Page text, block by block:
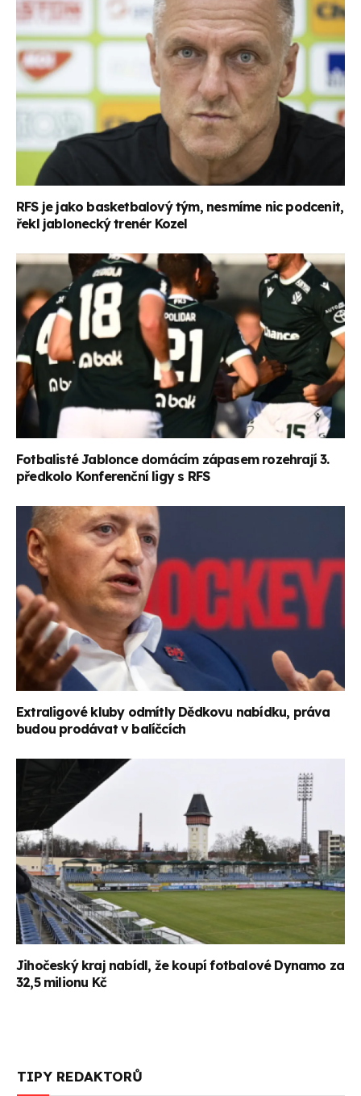
RFS je jako basketbalový tým, nesmíme nic podcenit,
řekl jablonecký trenér Kozel
Fotbalisté Jablonce domácím zápasem rozehrají 3.
předkolo Konferenční ligy s RFS
Extraligové kluby odmítly Dědkovu nabídku, práva
budou prodávat v balíčcích
Jihočeský kraj nabídl, že koupí fotbalové Dynamo za
32,5 milionu Kč
TIPY REDAKTORŮ